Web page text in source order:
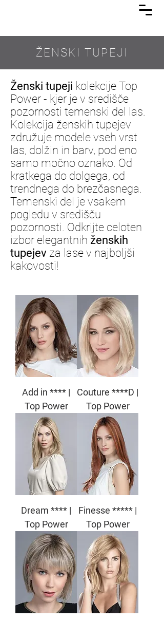
ŽENSKI TUPEJI
Ženski tupeji kolekcije Top
Power - kjer je v središče
pozornosti temenski del las.
Kolekcija ženskih tupejev
združuje modele vseh vrst
las, dolžin in barv, pod eno
samo močno oznako. Od
kratkega do dolgega, od
trendnega do brezčasnega.
Temenski del je vsakem
pogledu v središču
pozornosti. Odkrijte celoten
izbor elegantnih ženskih
tupejev za lase v najboljši
kakovosti!
Add in **** |
Top Power
Couture ****D |
Top Power
Dream **** |
Top Power
Finesse ***** |
Top Power